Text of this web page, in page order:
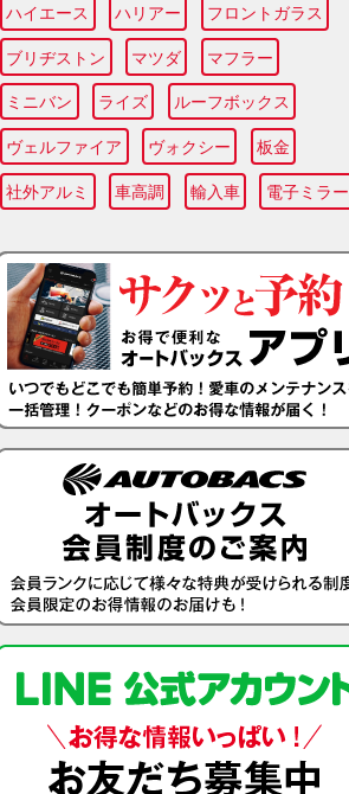
ハイエース ハリアー フロントガラス
ブリヂストン マツダ マフラー
ミニバン ライズ ルーフボックス
ヴェルファイア ヴォクシー 板金
社外アルミ 車高調 輸入車 電子ミラー